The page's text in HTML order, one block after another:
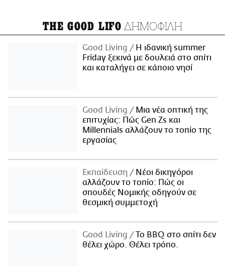
THE GOOD LIFO ΔΗΜΟΦΙΛΗ
Good Living
Η ιδανική summer
Friday ξεκινά με δουλειά στο σπίτι
και καταλήγει σε κάποιο νησί
Good Living
Μια νέα οπτική της
επιτυχίας: Πώς Gen Zs και
Millennials αλλάζουν το τοπίο της
εργασίας
Εκπαίδευση
Νέοι δικηγόροι
αλλάζουν το τοπίο: Πώς οι
σπουδές Νομικής οδηγούν σε
θεσμική συμμετοχή
Good Living
Το BBQ στο σπίτι δεν
θέλει χώρο. Θέλει τρόπο.